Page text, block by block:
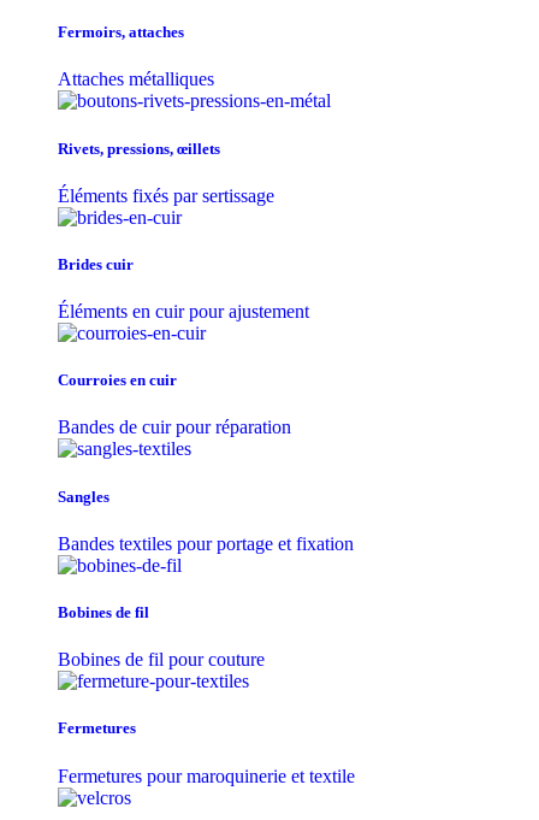
Fermoirs, attaches
Attaches métalliques
Rivets, pressions, œillets
Éléments fixés par sertissage
Brides cuir
Éléments en cuir pour ajustement
Courroies en cuir
Bandes de cuir pour réparation
Sangles
Bandes textiles pour portage et fixation
Bobines de fil
Bobines de fil pour couture
Fermetures
Fermetures pour maroquinerie et textile